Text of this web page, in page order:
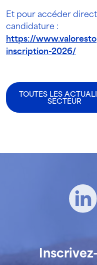
Et pour accéder
candidature :
https://
inscription-2026/
TOUTES LES
SECTEUR